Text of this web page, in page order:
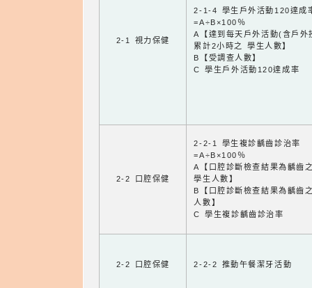
2-1 視力保健
2-1-4 學生戶外活動120達成
=A÷B×100％
A【達到每天戶外活動(含戶外
累計2小時之 學生人數】
B【受調查人數】
C 學生戶外活動120達成率
2-2 口腔保健
2-2-1 學生複診齲齒診治率
=A÷B×100％
A【口腔診斷檢查結果為齲齒
學生人數】
B【口腔診斷檢查結果為齲齒
人數】
C 學生複診齲齒診治率
2-2 口腔保健 2-2-2 推動午餐潔牙活動